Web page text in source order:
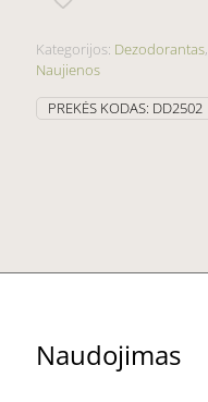
Kategorijos: Dezodorantas,
Naujienos
PREKĖS KODAS: DD2502
Naudojimas